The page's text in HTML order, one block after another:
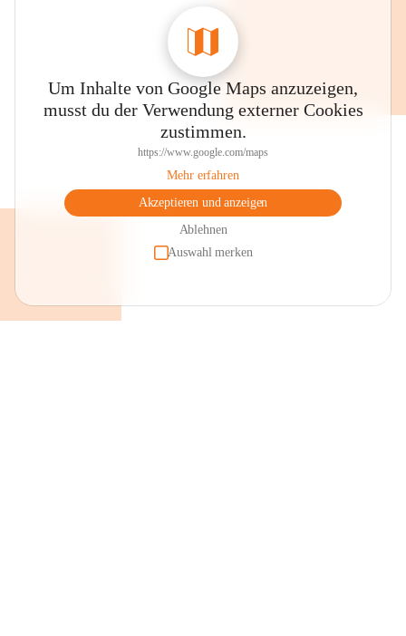
Um Inhalte von Google Maps anzuzeigen,
musst du der Verwendung externer Cookies
zustimmen.
https://www.google.com/maps
Mehr erfahren
Akzeptieren und anzeigen
Ablehnen
Auswahl merken